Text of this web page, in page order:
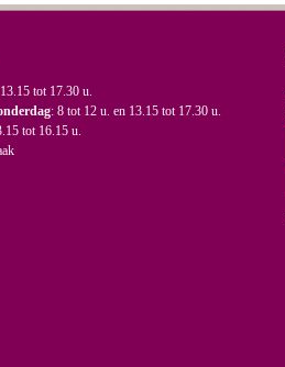
tot 17.30 u.
: 8 tot 12 u. en 13.15 tot 17.30 u.
tot 16.15 u.